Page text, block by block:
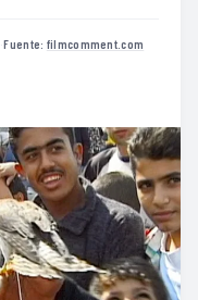
·Fuente: filmcomment.com